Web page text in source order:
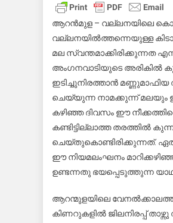
ആറൻമുള – വല്ലനയിലെ
വല്ലനയിൽത്തന്നെയുള്ള
മല സ്വന്തമാക്കിരിക്കുന്നത
അംഗനവാടിയുടെ അരികിൽ
ഇടിച്ചുനിരത്താൻ
ചെയ്യുന്ന നാമക്കുന്ന് മലയും
കഴിഞ്ഞ ദിവസം ഈ
കണ്ടിട്ടില്ലാത്ത തരത്തിൽ
ചെയ്തുകൊണ്ടിരിക്കുന്നത്.
ഈ നിയമലംഘനം
ഉണ്ടന്നതു ഭയപ്പെടുത്തുന്ന
ആറന്മുളയിലെ
കിണറുകളിൽ ജിലനിരപ്പ്